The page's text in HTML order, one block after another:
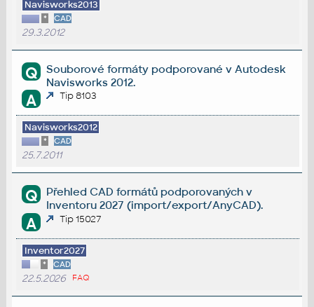
Navisworks2013
* CAD
29.3.2012
Q
Souborové formáty podporované v Autodesk
Navisworks 2012.
A Tip 8103
Navisworks2012
* CAD
25.7.2011
Q
Přehled CAD formátů podporovaných v
Inventoru 2027 (import/export/AnyCAD).
A Tip 15027
Inventor2027
* CAD
22.5.2026 FAQ